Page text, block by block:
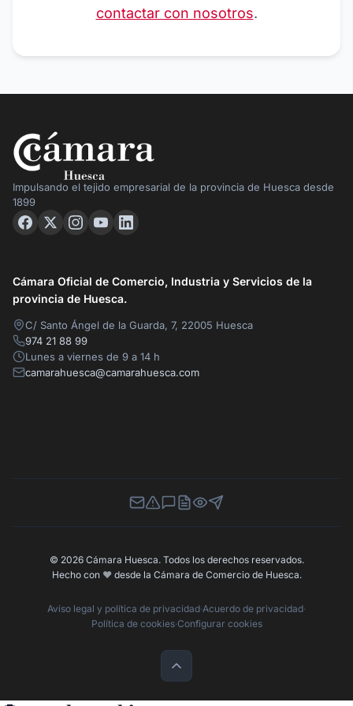
contactar con nosotros.
Impulsando el tejido empresarial de la provincia de Huesca desde
1899
Cámara Oficial de Comercio, Industria y Servicios de la
provincia de Huesca.
C/ Santo Ángel de la Guarda, 7, 22005 Huesca
974 21 88 99
Lunes a viernes de 9 a 14 h
camarahuesca@camarahuesca.com
Newsletter
Canal de Denuncias
Buzón de Sugerencias
Perfil Contratante
Ley de Transparencia
Contacta con nosotros
© 2026 Cámara Huesca. Todos los derechos reservados.
Hecho con ❤️desde la Cámara de Comercio de Huesca.
Aviso legal y política de privacidad·Acuerdo de privacidad·
Política de cookies·Configurar cookies